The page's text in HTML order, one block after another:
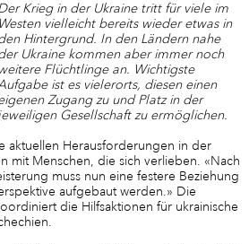
Krieg in der Ukraine tritt für viele im
Westen vielleicht bereits wieder etwas in
Hintergrund. In den Ländern nahe
Ukraine kommen aber immer noch
weitere Flüchtlinge an. Wichtigste
ist es vielerorts, diesen einen
Zugang zu und Platz in der
Gesellschaft zu ermöglichen.
aktuellen Herausforderungen in der
mit Menschen, die sich verlieben. «Nach
muss nun eine festere Beziehung
aufgebaut werden.» Die
die Hilfsaktionen für ukrainische